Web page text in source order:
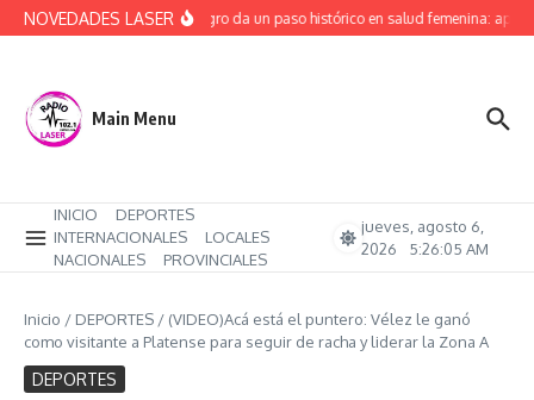
Saltar al contenido
NOVEDADES LASERRío Negro da un paso histórico en salud femenina:
Main Menu
INICIO
DEPORTES
INTERNACIONALES
LOCALES
NACIONALES
PROVINCIALES
jueves, agosto 6,
2026
5:26:05 AM
Inicio / DEPORTES / (VIDEO)Acá está el puntero: Vélez le ganó
como visitante a Platense para seguir de racha y liderar la Zona A
DEPORTES